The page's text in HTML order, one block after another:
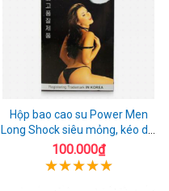
Hộp bao cao su Power Men
Long Shock siêu mỏng, kéo dài
quan hệ thoải mái
100.000₫